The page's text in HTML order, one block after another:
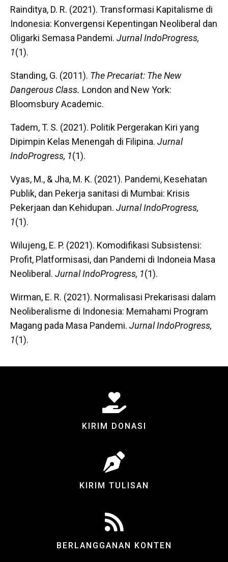
Rainditya, D. R. (2021). Transformasi Kapitalisme di
Indonesia: Konvergensi Kepentingan Neoliberal dan
Oligarki Semasa Pandemi. Jurnal IndoProgress,
1(1).
Standing, G. (2011). The Precariat: The New
Dangerous Class. London and New York:
Bloomsbury Academic.
Tadem, T. S. (2021). Politik Pergerakan Kiri yang
Dipimpin Kelas Menengah di Filipina. Jurnal
IndoProgress, 1(1).
Vyas, M., & Jha, M. K. (2021). Pandemi, Kesehatan
Publik, dan Pekerja sanitasi di Mumbai: Krisis
Pekerjaan dan Kehidupan. Jurnal IndoProgress,
1(1).
Wilujeng, E. P. (2021). Komodifikasi Subsistensi:
Profit, Platformisasi, dan Pandemi di Indoneia Masa
Neoliberal. Jurnal IndoProgress, 1(1).
Wirman, E. R. (2021). Normalisasi Prekarisasi dalam
Neoliberalisme di Indonesia: Memahami Program
Magang pada Masa Pandemi. Jurnal IndoProgress,
1(1).
KIRIM DONASI
KIRIM TULISAN
BERLANGGANAN KONTEN